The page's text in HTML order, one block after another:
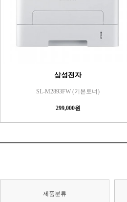
삼성전자
SL-M2893FW (기본토너)
299,000원
제품분류